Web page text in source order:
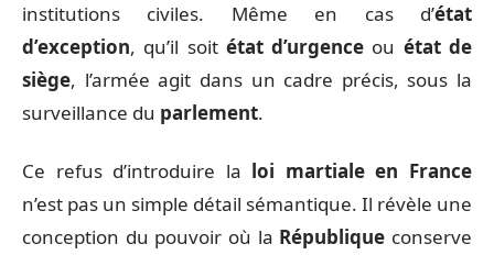
institutions civiles. Même en cas d’état
d’exception, qu’il soit état d’urgence ou état de
siège, l’armée agit dans un cadre précis, sous la
surveillance du parlement.
Ce refus d’introduire la loi martiale en France
n’est pas un simple détail sémantique. Il révèle une
conception du pouvoir où la République conserve